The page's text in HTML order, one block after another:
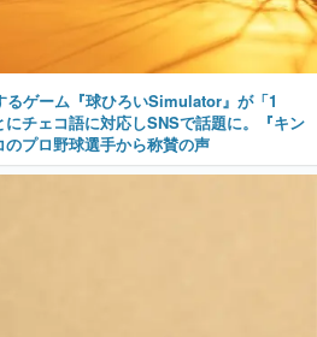
るゲーム『球ひろいSimulator』が「1
チェコ語に対応しSNSで話題に。『キン
プロ野球選手から称賛の声